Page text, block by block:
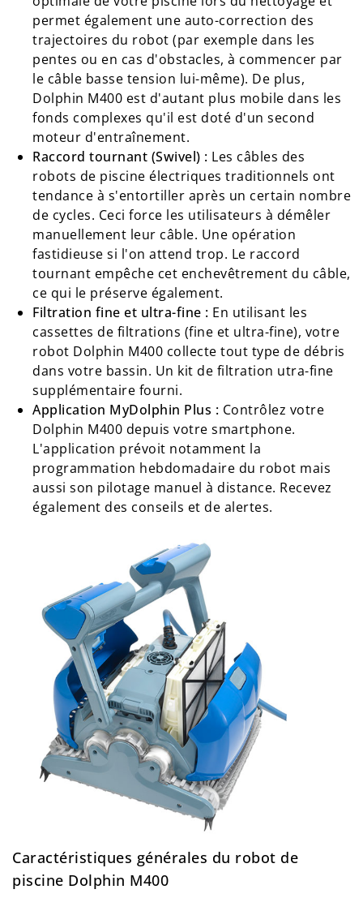
permet également une auto-correction des
trajectoires du robot (par exemple dans les
pentes ou en cas d'obstacles, à commencer par
le câble basse tension lui-même). De plus,
Dolphin M400 est d'autant plus mobile dans les
fonds complexes qu'il est doté d'un second
moteur d'entraînement.
Raccord tournant (Swivel) : Les câbles des
robots de piscine électriques traditionnels ont
tendance à s'entortiller après un certain nombre
de cycles. Ceci force les utilisateurs à démêler
manuellement leur câble. Une opération
fastidieuse si l'on attend trop. Le raccord
tournant empêche cet enchevêtrement du câble,
ce qui le préserve également.
Filtration fine et ultra-fine : En utilisant les
cassettes de filtrations (fine et ultra-fine), votre
robot Dolphin M400 collecte tout type de débris
dans votre bassin. Un kit de filtration utra-fine
supplémentaire fourni.
Application MyDolphin Plus : Contrôlez votre
Dolphin M400 depuis votre smartphone.
L'application prévoit notamment la
programmation hebdomadaire du robot mais
aussi son pilotage manuel à distance. Recevez
également des conseils et de alertes.
Caractéristiques générales du robot de
piscine Dolphin M400